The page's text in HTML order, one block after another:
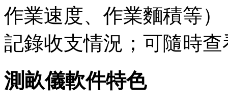
作業速度、作業麵積等
記錄收支情況；可隨時
測畝儀軟件特色